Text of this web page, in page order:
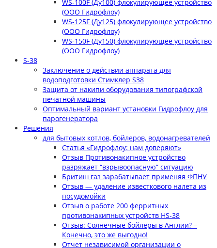
WS-100F (Ду100) флокулирующее устройство
(ООО Гидрофлоу)
WS-125F (Ду125) флокулирующее устройство
(ООО Гидрофлоу)
WS-150F (Ду150) флокулирующее устройство
(ООО Гидрофлоу)
S-38
Заключение о действии аппарата для
водоподготовки Стимклер S38
Защита от накипи оборудования типографской
печатной машины
Оптимальный вариант установки Гидрофлоу для
парогенератора
Решения
для бытовых котлов, бойлеров, водонагревателей
Статья «Гидрофлоу: нам доверяют»
Отзыв Противонакипное устройство
разряжает “взрывоопасную” ситуацию
Бритиш газ зарабатывает применяя ФПНУ
Отзыв — удаление известкового налета из
посудомойки
Отзыв о работе 200 ферритных
противонакипных устройств HS-38
Отзыв: Солнечные бойлеры в Англии? –
Конечно, это же выгодно!
Отчет независимой организации о